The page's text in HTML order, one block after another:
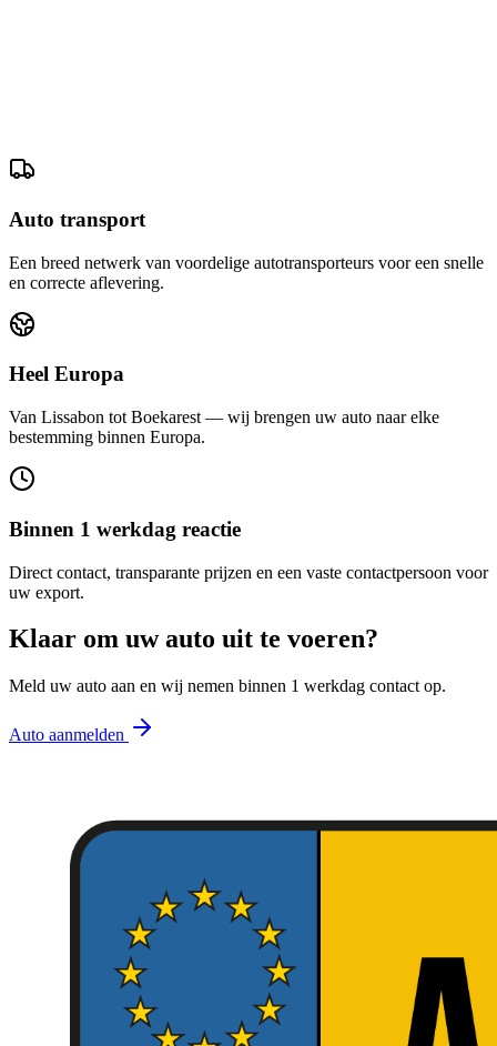
Auto transport
Een breed netwerk van voordelige autotransporteurs voor een snelle
en correcte aflevering.
Heel Europa
Van Lissabon tot Boekarest — wij brengen uw auto naar elke
bestemming binnen Europa.
Binnen 1 werkdag reactie
Direct contact, transparante prijzen en een vaste contactpersoon voor
uw export.
Klaar om uw auto uit te voeren?
Meld uw auto aan en wij nemen binnen 1 werkdag contact op.
Auto aanmelden